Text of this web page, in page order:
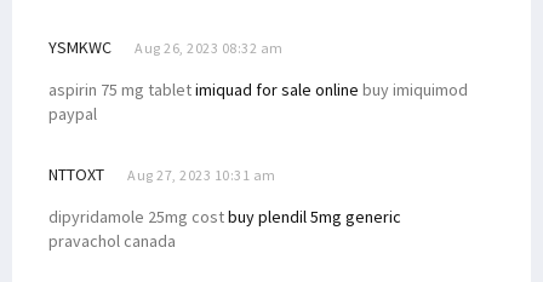
YSMKWC Aug 26, 2023 08:32 am
aspirin 75 mg tabletimiquad for sale online buy imiquimod
paypal
NTTOXT Aug 27, 2023 10:31 am
dipyridamole 25mg costbuy plendil 5mg generic
pravachol canada